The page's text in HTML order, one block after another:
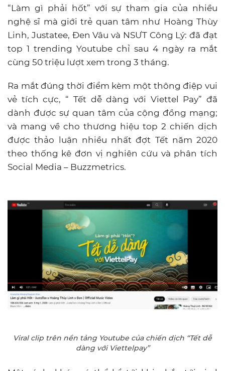
“Làm gì phải hốt” với sự tham gia của nhiều
nghệ sĩ mà giới trẻ quan tâm như Hoàng Thùy
Linh, Justatee, Đen Vâu và NSƯT Công Lý: đã đạt
top 1 trending Youtube chỉ sau 4 ngày ra mắt
cùng 50 triệu lượt xem trong 3 tháng.
Ra mắt đúng thời điểm kèm một thông điệp vui
vẻ tích cực, “ Tết dễ dàng với Viettel Pay” đã
dành được sự quan tâm của cộng đồng mạng;
và mang về cho thương hiệu top 2 chiến dịch
được thảo luận nhiều nhất đợt Tết năm 2020
theo thống kê đơn vị nghiên cứu và phân tích
Social Media – Buzzmetrics.
Viral clip trên nền tảng Youtube của chiến dịch “Tết dễ
dàng với Viettelpay”